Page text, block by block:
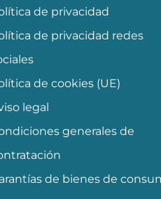
de privacidad
de privacidad redes
de cookies (UE)
legal
generales de
de bienes de